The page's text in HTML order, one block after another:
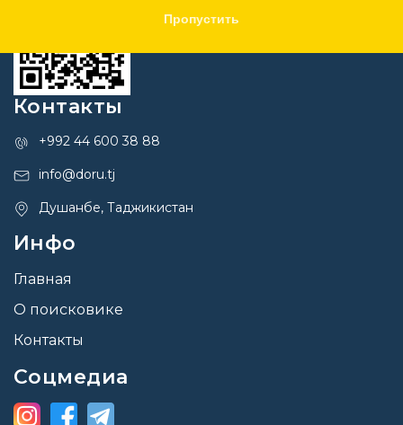
Пропустить
Контакты
+992 44 600 38 88
info@doru.tj
Душанбе, Таджикистан
Инфо
Главная
О поисковике
Контакты
Соцмедиа